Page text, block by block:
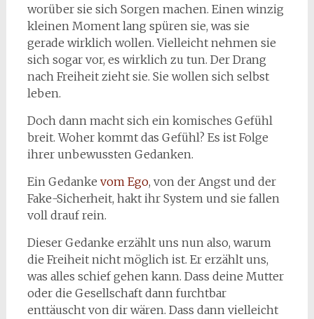
worüber sie sich Sorgen machen. Einen winzig
kleinen Moment lang spüren sie, was sie
gerade wirklich wollen. Vielleicht nehmen sie
sich sogar vor, es wirklich zu tun. Der Drang
nach Freiheit zieht sie. Sie wollen sich selbst
leben.
Doch dann macht sich ein komisches Gefühl
breit. Woher kommt das Gefühl? Es ist Folge
ihrer unbewussten Gedanken.
Ein Gedanke vom Ego, von der Angst und der
Fake-Sicherheit, hakt ihr System und sie fallen
voll drauf rein.
Dieser Gedanke erzählt uns nun also, warum
die Freiheit nicht möglich ist. Er erzählt uns,
was alles schief gehen kann. Dass deine Mutter
oder die Gesellschaft dann furchtbar
enttäuscht von dir wären. Dass dann vielleicht